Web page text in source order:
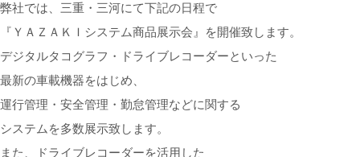
弊社では、三重・三河にて下記の日程で
『ＹＡＺＡＫＩシステム商品展示会』を開催致します。
デジタルタコグラフ・ドライブレコーダーといった
最新の車載機器をはじめ、
運行管理・安全管理・勤怠管理などに関する
システムを多数展示致します。
また、ドライブレコーダーを活用した